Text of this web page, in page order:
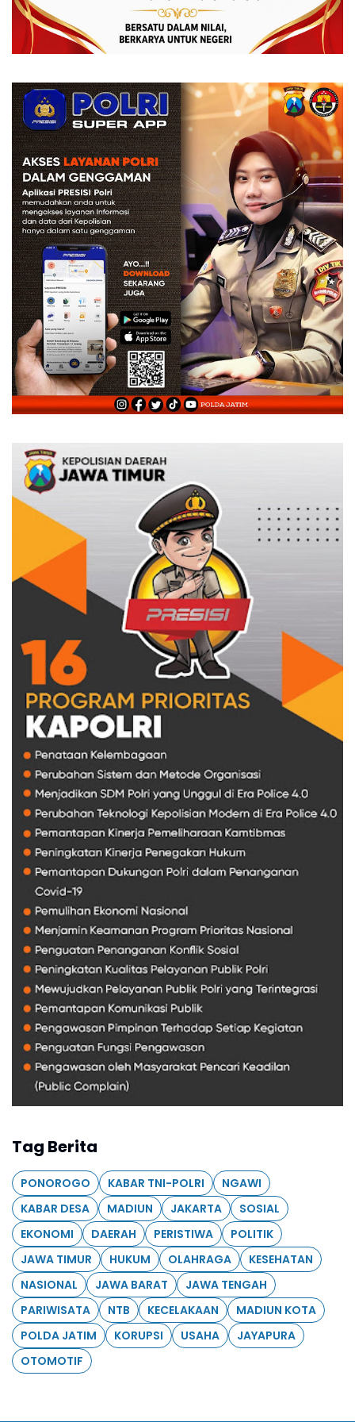
Tag Berita
PONOROGO KABAR TNI-POLRI
NGAWI
KABAR DESA
MADIUN JAKARTA
SOSIAL
EKONOMI
DAERAH PERISTIWA
POLITIK
JAWA TIMUR
HUKUM OLAHRAGA
KESEHATAN
NASIONAL
JAWA BARAT
JAWA TENGAH
PARIWISATA
NTB KECELAKAAN
MADIUN KOTA
POLDA JATIM
KORUPSI USAHA
JAYAPURA
OTOMOTIF